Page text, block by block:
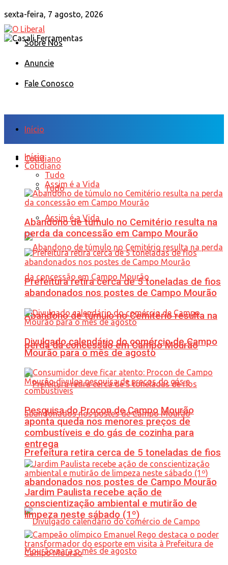
sexta-feira, 7 agosto, 2026
Sobre Nós
Anuncie
Fale Conosco
Início
Cotidiano
Tudo
Assim é a Vida
Abandono de túmulo no Cemitério resulta na
perda da concessão em Campo Mourão
Prefeitura retira cerca de 5 toneladas de fios
abandonados nos postes de Campo Mourão
Início
Cotidiano
Tudo
Assim é a Vida
Abandono de túmulo no Cemitério resulta na
perda da concessão em Campo Mourão
Prefeitura retira cerca de 5 toneladas de fios
abandonados nos postes de Campo Mourão
Divulgado calendário do comércio de Campo
Mourão para o mês de agosto
Pesquisa do Procon de Campo Mourão
aponta queda nos menores preços de
combustíveis e do gás de cozinha para
entrega
Jardim Paulista recebe ação de
conscientização ambiental e mutirão de
limpeza neste sábado (1º)